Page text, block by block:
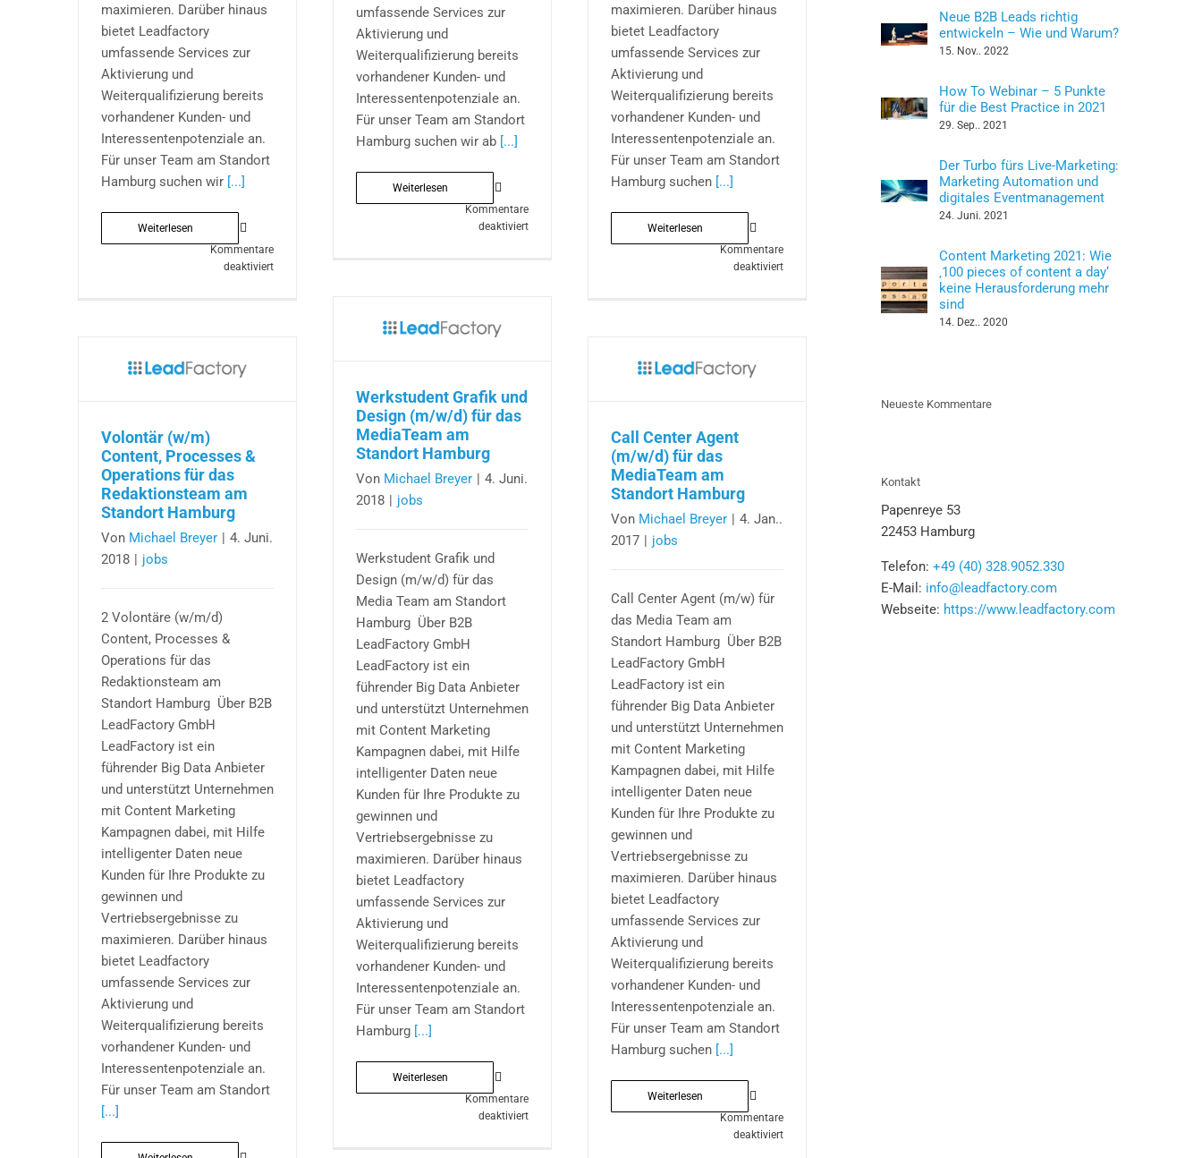
maximieren. Darüber hinaus
bietet Leadfactory
umfassende Services zur
Aktivierung und
Weiterqualifizierung bereits
vorhandener Kunden- und
Interessentenpotenziale an.
Für unser Team am Standort
Hamburg suchen wir [...]
Weiterlesen
Kommentare
deaktiviertfür
umfassende Services zur
Aktivierung und
Weiterqualifizierung bereits
vorhandener Kunden- und
Interessentenpotenziale an.
Für unser Team am Standort
Hamburg suchen wir ab [...]
Weiterlesen
Kommentare
deaktiviertfür
maximieren. Darüber hinaus
bietet Leadfactory
umfassende Services zur
Aktivierung und
Weiterqualifizierung bereits
vorhandener Kunden- und
Interessentenpotenziale an.
Für unser Team am Standort
Hamburg suchen [...]
Weiterlesen
Kommentare
deaktiviertfür
Werkstudent Grafik und
Design (m/w/d) für das
MediaTeam am
Standort Hamburg
Von Michael Breyer | 4. Juni.
2018 | jobs
Werkstudent Grafik und
Design (m/w/d) für das
Media Team am Standort
Hamburg Über B2B
LeadFactory GmbH
LeadFactory ist ein
führender Big Data Anbieter
und unterstützt Unternehmen
mit Content Marketing
Kampagnen dabei, mit Hilfe
intelligenter Daten neue
Kunden für Ihre Produkte zu
gewinnen und
Vertriebsergebnisse zu
maximieren. Darüber hinaus
bietet Leadfactory
umfassende Services zur
Aktivierung und
Weiterqualifizierung bereits
vorhandener Kunden- und
Interessentenpotenziale an.
Für unser Team am Standort
Hamburg [...]
Weiterlesen
Kommentare
deaktiviertfür
Volontär (w/m)
Content, Processes &
Operations für das
Redaktionsteam am
Standort Hamburg
Von Michael Breyer | 4. Juni.
2018 | jobs
2 Volontäre (w/m/d)
Content, Processes &
Operations für das
Redaktionsteam am
Standort Hamburg Über B2B
LeadFactory GmbH
LeadFactory ist ein
führender Big Data Anbieter
und unterstützt Unternehmen
mit Content Marketing
Kampagnen dabei, mit Hilfe
intelligenter Daten neue
Kunden für Ihre Produkte zu
gewinnen und
Vertriebsergebnisse zu
maximieren. Darüber hinaus
bietet Leadfactory
umfassende Services zur
Aktivierung und
Weiterqualifizierung bereits
vorhandener Kunden- und
Interessentenpotenziale an.
Für unser Team am Standort
[...]
Call Center Agent
(m/w/d) für das
MediaTeam am
Standort Hamburg
Von Michael Breyer | 4. Jan..
2017 | jobs
Call Center Agent (m/w) für
das Media Team am
Standort Hamburg Über B2B
LeadFactory GmbH
LeadFactory ist ein
führender Big Data Anbieter
und unterstützt Unternehmen
mit Content Marketing
Kampagnen dabei, mit Hilfe
intelligenter Daten neue
Kunden für Ihre Produkte zu
gewinnen und
Vertriebsergebnisse zu
maximieren. Darüber hinaus
bietet Leadfactory
umfassende Services zur
Aktivierung und
Weiterqualifizierung bereits
vorhandener Kunden- und
Interessentenpotenziale an.
Für unser Team am Standort
Hamburg suchen [...]
Weiterlesen
Kommentare
deaktiviertfür
Neue B2B Leads richtig
entwickeln – Wie und Warum?
15. Nov.. 2022
How To Webinar – 5 Punkte
für die Best Practice in 2021
29. Sep.. 2021
Der Turbo fürs Live-Marketing:
Marketing Automation und
digitales Eventmanagement
24. Juni. 2021
Content Marketing 2021: Wie
‚100 pieces of content a day‘
keine Herausforderung mehr
sind
14. Dez.. 2020
Neueste Kommentare
Kontakt
Papenreye 53
22453 Hamburg
Telefon:+49 (40) 328.9052.330
E-Mail: info@leadfactory.com
Webseite: https://www.leadfactory.com